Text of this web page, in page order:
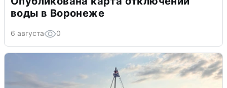
воды в Воронеже
6 августа 0